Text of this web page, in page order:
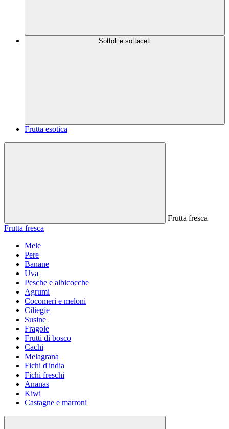
Sottoli e sottaceti
Frutta esotica
Frutta fresca
Frutta fresca
Mele
Pere
Banane
Uva
Pesche e albicocche
Agrumi
Cocomeri e meloni
Ciliegie
Susine
Fragole
Frutti di bosco
Cachi
Melagrana
Fichi d'india
Fichi freschi
Ananas
Kiwi
Castagne e marroni